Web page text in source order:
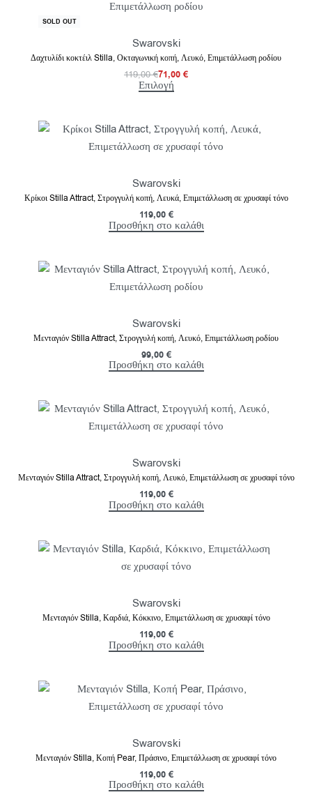
-40% OFF
SOLD OUT
Swarovski
Δαχτυλίδι κοκτέιλ Stilla, Οκταγωνική κοπή, Λευκό, Επιμετάλλωση ροδίου
119,00€71,00 €
Επιλογή
Swarovski
Κρίκοι Stilla Attract, Στρογγυλή κοπή, Λευκά, Επιμετάλλωση σε χρυσαφί τόνο
119,00 €
Προσθήκη στο καλάθι
Swarovski
Μενταγιόν Stilla Attract, Στρογγυλή κοπή, Λευκό, Επιμετάλλωση ροδίου
99,00 €
Προσθήκη στο καλάθι
Swarovski
Μενταγιόν Stilla Attract, Στρογγυλή κοπή, Λευκό, Επιμετάλλωση σε χρυσαφί τόνο
119,00 €
Προσθήκη στο καλάθι
Swarovski
Μενταγιόν Stilla, Καρδιά, Κόκκινο, Επιμετάλλωση σε χρυσαφί τόνο
119,00 €
Προσθήκη στο καλάθι
Swarovski
Μενταγιόν Stilla, Κοπή Pear, Πράσινο, Επιμετάλλωση σε χρυσαφί τόνο
119,00 €
Προσθήκη στο καλάθι